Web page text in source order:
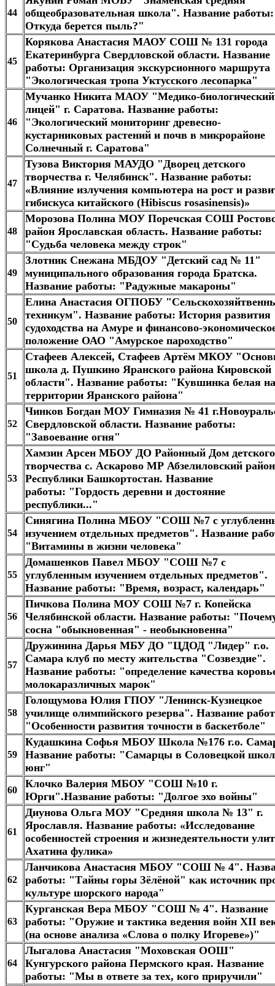
44
общеобразовательная школа". Название
Откуда берется пыль?"​
45
Корякова Анастасия МАОУ СОШ № 131 города
Екатеринбурга Свердловской области. Название
работы: Организация экскурсионного маршрута
"Экологическая тропа Уктусского лесопарка"​
46
Мучанко Никита МАОУ "Медико-биологический
лицей" г. Саратова. Название работы:
"Экологический мониторинг древесно-
кустарниковых растений и почв в микрорайоне
Солнечный г. Саратова"
47
Тузова Виктория МАУДО "Дворец детского
творчества г. Челябинск". Название работы:
«Влияние излучения компьютера на рост и
гибискуса китайского (Hibiscus rosasinensis)»
48
Морозова Полина МОУ Поречская СОШ
район Ярославская область. Название работы:
"Судьба человека между строк"
49
Злотник Снежана МБДОУ "Детский сад № 11"
муниципального образования города Братска.
Название работы: "Радужные макароны"
50
Елина Анастасия ОГПОБУ
техникум". Название работы: История развития
судоходства на Амуре и финансово-
положение ОАО "Амурское пароходство"
51
Стафеев Алексей, Стафеев Артём МКОУ
школа д. Пушкино Яранского района Кировской
области". Название работы: "Кувшинка белая на
территории Яранского района"
52
Чинков Богдан МОУ Гимназия № 41
Свердловской области. Название работы:
"Завоевание огня"
53
Хамзин Арсен МБОУ ДО Районный Дом детского
творчества с. Аскарово МР Абзелиловский район
Республики Башкортостан. Название
работы: "Гордость деревни и достояние
республики..."
54
Синягина Полина МБОУ "СОШ №7 с
изучением отдельных предметов". Название
"Витамины в жизни человека"
55
Домашенков Павел МБОУ "СОШ №7 с
углубленным изучением отдельных предметов".
Название работы: "Время, возраст, календарь"
56
Пичкова Полина МОУ СОШ №7 г. Копейска
Челябинской области. Название работы:
сосна "обыкновенная" - необыкновенна"
57
Дружинина Дарья МБУ ДО "ЦДОД "Лидер" г.о.
Самара клуб по месту жительства "Созвездие".
Название работы: "определение качества
молокаразличных марок"
58
Голощумова Юлия ГПОУ "Ленинск-Кузнецкое
училище олимпийского резерва". Название
"Особенности развития точности в баскетболе"
59
Кудашкина Софья МБОУ Школа №176 г.о.
Название работы: "Самарцы в Соловецкой
юнг"
60
Клочко Валерия МБОУ "СОШ №10 г.
Юрги".Название работы: "Долгое эхо войны"
61
Диунова Ольга МОУ "Средняя школа № 13" г.
Ярославля. Название работы: «Исследование
особенностей строения и жизнедеятельности
Ахатина фулика»
62
Ланчикова Анастасия МБОУ "СОШ № 4".
работы: "Тайны горы Зёлёной" как источник
культуре шорского народа"
63
Курганская Вера МБОУ "СОШ № 4". Название
работы: "Оружие и тактика ведения войн XII
(на основе анализа «Слова о полку Игореве»)"
64
Лыгалова Анастасия "Моховская ООШ"
Кунгурского района Пермского края. Название
работы: "Мы в ответе за тех, кого приручили"